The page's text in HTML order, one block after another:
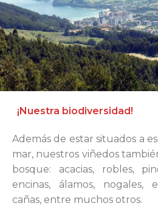
¡Nuestra biodiversidad!
Además de estar situados a
mar, nuestros viñedos
bosque: acacias, robles,
encinas, álamos, nogales,
cañas, entre muchos otros.